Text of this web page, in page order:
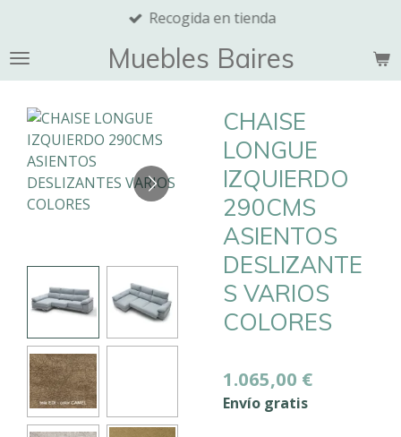
contenido
principal
Muebles Baires
Recogida en tienda
CHAISE
LONGUE
IZQUIERDO
290CMS
ASIENTOS
DESLIZANTE
S VARIOS
COLORES
1.065,00 €
Envío gratis